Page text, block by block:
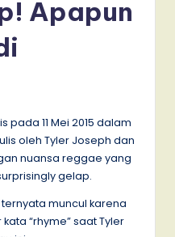
Apapun
pada 11 Mei 2015 dalam
oleh Tyler Joseph dan
nuansa reggae yang
gelap.
ternyata muncul karena
“rhyme” saat Tyler